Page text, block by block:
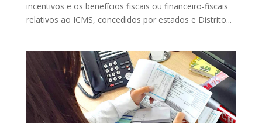
incentivos e os benefícios fiscais ou financeiro-fiscais
relativos ao ICMS, concedidos por estados e Distrito...